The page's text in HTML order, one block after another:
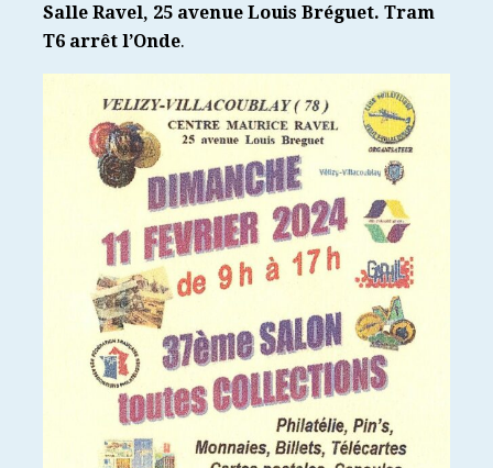
Salle Ravel, 25 avenue Louis Bréguet. Tram
T6 arrêt l’Onde.